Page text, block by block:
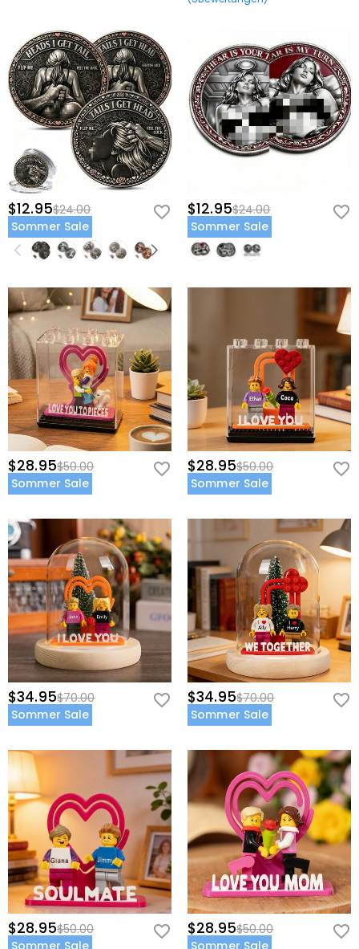
$12.95$24.00
Sommer Sale
$12.95$24.00
Sommer Sale
$28.95$50.00
Sommer Sale
$28.95$50.00
Sommer Sale
$34.95$70.00
Sommer Sale
$34.95$70.00
Sommer Sale
$28.95$50.00
Sommer Sale
$28.95$50.00
Sommer Sale